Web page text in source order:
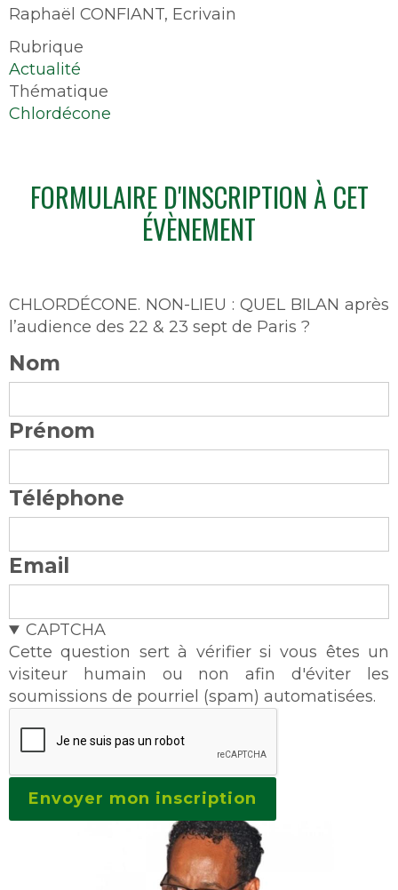
Raphaël CONFIANT, Ecrivain
Rubrique
Actualité
Thématique
Chlordécone
FORMULAIRE D'INSCRIPTION À CET
ÉVÈNEMENT
CHLORDÉCONE. NON-LIEU : QUEL BILAN après
l’audience des 22 & 23 sept de Paris ?
Nom
Prénom
Téléphone
Email
CAPTCHA
Cette question sert à vérifier si vous êtes un
visiteur humain ou non afin d'éviter les
soumissions de pourriel (spam) automatisées.